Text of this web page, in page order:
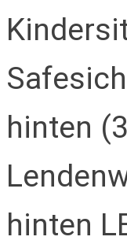
hinten
hinten